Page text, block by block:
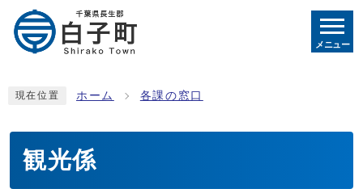
メニュー
現在位置 ホーム 各課の窓口
観光係